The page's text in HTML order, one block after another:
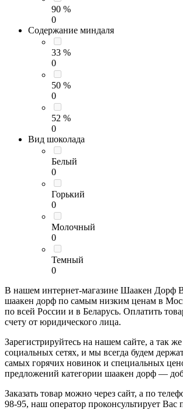
90 %
0
Содержание миндаля
33 %
0
50 %
0
52 %
0
Вид шоколада
Белый
0
Горький
0
Молочный
0
Темный
0
В нашем интернет-магазине Шаакен Дорф
шаакен дорф по самым низким ценам в
по всей России и в Беларусь. Оплатить
счету от юридического лица.
Зарегистрируйтесь на нашем сайте, а так
социальных сетях, и мы всегда будем
самых горячих новинок и специальных
предложений категории шаакен дорф —
Заказать товар можно через сайт, а по
98-95, наш оператор проконсультирует Вас